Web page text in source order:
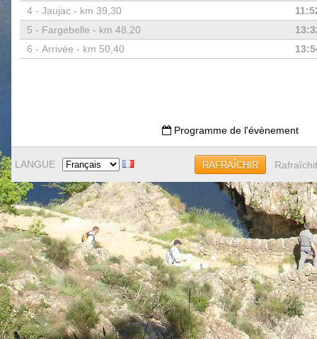
4 - Jaujac - km 39,30
5 - Fargebelle - km 48,20
6 - Arrivée - km 50,40
Programme de l'évènement
LANGUE RAFRAÎCHIR